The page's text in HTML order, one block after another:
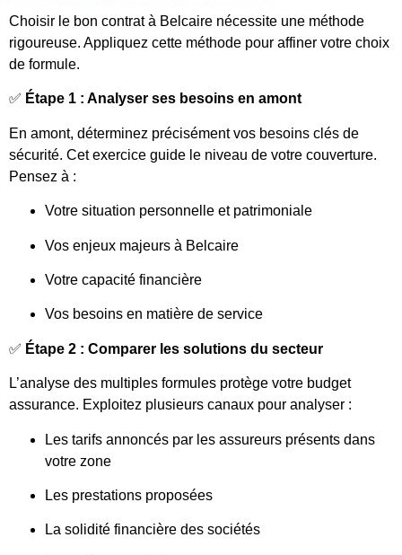
Choisir le bon contrat à Belcaire nécessite une méthode
rigoureuse. Appliquez cette méthode pour affiner votre choix
de formule.
✅ Étape 1 : Analyser ses besoins en amont
En amont, déterminez précisément vos besoins clés de
sécurité. Cet exercice guide le niveau de votre couverture.
Pensez à :
Votre situation personnelle et patrimoniale
Vos enjeux majeurs à Belcaire
Votre capacité financière
Vos besoins en matière de service
✅ Étape 2 : Comparer les solutions du secteur
L’analyse des multiples formules protège votre budget
assurance. Exploitez plusieurs canaux pour analyser :
Les tarifs annoncés par les assureurs présents dans
votre zone
Les prestations proposées
La solidité financière des sociétés